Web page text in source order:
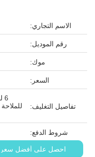
الاسم التجاري:
رقم الموديل:
موك:
السعر:
تفاصيل التغليف:
شروط الدفع:
احصل على أفضل سعر